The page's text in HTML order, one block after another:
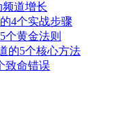
频道增长
4个实战步骤
个黄金法则
的5个核心方法
致命错误